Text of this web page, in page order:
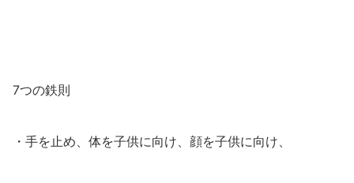
7つの鉄則
・手を止め、体を子供に向け、顔を子供に向け、